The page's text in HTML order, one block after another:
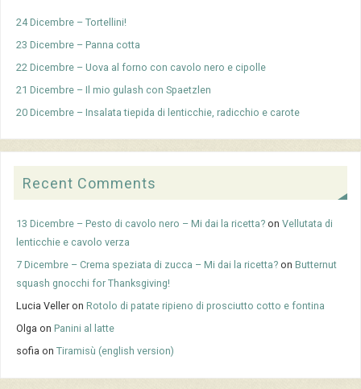
24 Dicembre – Tortellini!
23 Dicembre – Panna cotta
22 Dicembre – Uova al forno con cavolo nero e cipolle
21 Dicembre – Il mio gulash con Spaetzlen
20 Dicembre – Insalata tiepida di lenticchie, radicchio e carote
Recent Comments
13 Dicembre – Pesto di cavolo nero – Mi dai la ricetta? onVellutata di
lenticchie e cavolo verza
7 Dicembre – Crema speziata di zucca – Mi dai la ricetta? onButternut
squash gnocchi for Thanksgiving!
Lucia Veller onRotolo di patate ripieno di prosciutto cotto e fontina
Olga onPanini al latte
sofia onTiramisù (english version)